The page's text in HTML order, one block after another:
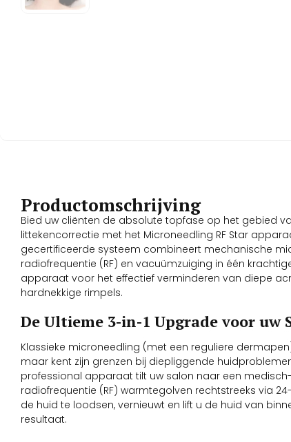
Productomschrijving
Bied uw cliënten de absolute topfase op het gebied
littekencorrectie met het Microneedling RF Star
gecertificeerde systeem combineert mechanische
radiofrequentie (RF) en vacuümzuiging in één
apparaat voor het effectief verminderen van diepe
hardnekkige rimpels.
De Ultieme 3-in-1 Upgrade voor uw
Klassieke microneedling (met een reguliere
maar kent zijn grenzen bij diepliggende
professional apparaat tilt uw salon naar een
radiofrequentie (RF) warmtegolven rechtstreeks via
de huid te loodsen, vernieuwt en lift u de huid van
resultaat.